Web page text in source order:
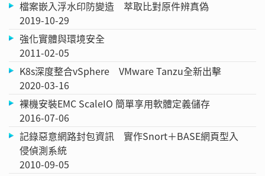
檔案嵌入浮水印防變造 萃取比對原件辨真偽
2019-10-29
強化實體與環境安全
2011-02-05
K8s深度整合vSphere VMware Tanzu全新出擊
2020-03-16
裸機安裝EMC ScaleIO 簡單享用軟體定義儲存
2016-07-06
記錄惡意網路封包資訊 實作Snort＋BASE網頁型入
侵偵測系統
2010-09-05